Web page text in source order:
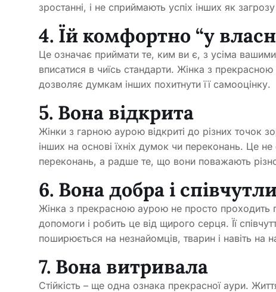
зростанні, і не сприймають успіх інших як
4. Їй комфортно “у
Це означає приймати те, ким ви є, з усіма
вписатися в чиїсь стандарти. Жінка з
дозволяє думкам інших похитнути її самооцінку.
5. Вона відкрита
Жінки з гарною аурою відкриті до різних точок
інших на основі їхніх думок чи переконань. Це
переконань, а радше те, що вони поважають
6. Вона добра і
Жінка з прекрасною аурою не просто проходить
допомоги і робить це від щирого серця. Її
поширюється на незнайомців, тварин і навіть на
7. Вона витривала
Стійкість – ще одна ознака прекрасної аури.